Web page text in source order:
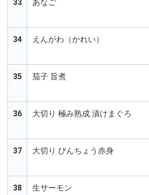
33 あなご
34 えんがわ（かれい）
35 茄子 旨煮
36 大切り 極み熟成 漬けまぐろ
37 大切り びんちょう赤身
38 生サーモン